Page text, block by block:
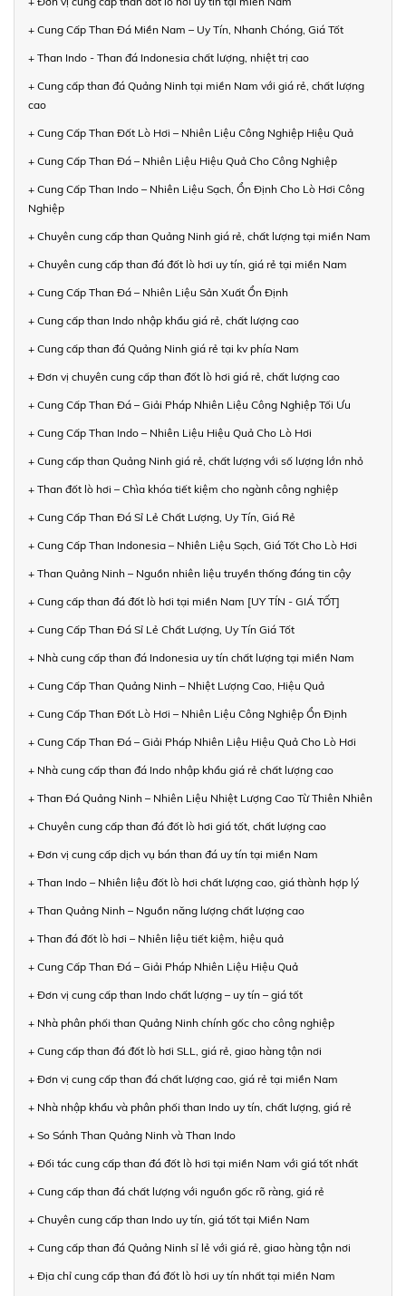
+ Cung Cấp Than Đá Miền Nam – Uy Tín, Nhanh Chóng, Giá Tốt
+ Than Indo - Than đá Indonesia chất lượng, nhiệt trị cao
+ Cung cấp than đá Quảng Ninh tại miền Nam với giá rẻ, chất lượng
cao
+ Cung Cấp Than Đốt Lò Hơi – Nhiên Liệu Công Nghiệp Hiệu Quả
+ Cung Cấp Than Đá – Nhiên Liệu Hiệu Quả Cho Công Nghiệp
+ Cung Cấp Than Indo – Nhiên Liệu Sạch, Ổn Định Cho Lò Hơi Công
Nghiệp
+ Chuyên cung cấp than Quảng Ninh giá rẻ, chất lượng tại miền Nam
+ Chuyên cung cấp than đá đốt lò hơi uy tín, giá rẻ tại miền Nam
+ Cung Cấp Than Đá – Nhiên Liệu Sản Xuất Ổn Định
+ Cung cấp than Indo nhập khẩu giá rẻ, chất lượng cao
+ Cung cấp than đá Quảng Ninh giá rẻ tại kv phía Nam
+ Đơn vị chuyên cung cấp than đốt lò hơi giá rẻ, chất lượng cao
+ Cung Cấp Than Đá – Giải Pháp Nhiên Liệu Công Nghiệp Tối Ưu
+ Cung Cấp Than Indo – Nhiên Liệu Hiệu Quả Cho Lò Hơi
+ Cung cấp than Quảng Ninh giá rẻ, chất lượng với số lượng lớn nhỏ
+ Than đốt lò hơi – Chìa khóa tiết kiệm cho ngành công nghiệp
+ Cung Cấp Than Đá Sỉ Lẻ Chất Lượng, Uy Tín, Giá Rẻ
+ Cung Cấp Than Indonesia – Nhiên Liệu Sạch, Giá Tốt Cho Lò Hơi
+ Than Quảng Ninh – Nguồn nhiên liệu truyền thống đáng tin cậy
+ Cung cấp than đá đốt lò hơi tại miền Nam [UY TÍN - GIÁ TỐT]
+ Cung Cấp Than Đá Sỉ Lẻ Chất Lượng, Uy Tín Giá Tốt
+ Nhà cung cấp than đá Indonesia uy tín chất lượng tại miền Nam
+ Cung Cấp Than Quảng Ninh – Nhiệt Lượng Cao, Hiệu Quả
+ Cung Cấp Than Đốt Lò Hơi – Nhiên Liệu Công Nghiệp Ổn Định
+ Cung Cấp Than Đá – Giải Pháp Nhiên Liệu Hiệu Quả Cho Lò Hơi
+ Nhà cung cấp than đá Indo nhập khẩu giá rẻ chất lượng cao
+ Than Đá Quảng Ninh – Nhiên Liệu Nhiệt Lượng Cao Từ Thiên Nhiên
+ Chuyên cung cấp than đá đốt lò hơi giá tốt, chất lượng cao
+ Đơn vị cung cấp dịch vụ bán than đá uy tín tại miền Nam
+ Than Indo – Nhiên liệu đốt lò hơi chất lượng cao, giá thành hợp lý
+ Than Quảng Ninh – Nguồn năng lượng chất lượng cao
+ Than đá đốt lò hơi – Nhiên liệu tiết kiệm, hiệu quả
+ Cung Cấp Than Đá – Giải Pháp Nhiên Liệu Hiệu Quả
+ Đơn vị cung cấp than Indo chất lượng – uy tín – giá tốt
+ Nhà phân phối than Quảng Ninh chính gốc cho công nghiệp
+ Cung cấp than đá đốt lò hơi SLL, giá rẻ, giao hàng tận nơi
+ Đơn vị cung cấp than đá chất lượng cao, giá rẻ tại miền Nam
+ Nhà nhập khẩu và phân phối than Indo uy tín, chất lượng, giá rẻ
+ So Sánh Than Quảng Ninh và Than Indo
+ Đối tác cung cấp than đá đốt lò hơi tại miền Nam với giá tốt nhất
+ Cung cấp than đá chất lượng với nguồn gốc rõ ràng, giá rẻ
+ Chuyên cung cấp than Indo uy tín, giá tốt tại Miền Nam
+ Cung cấp than đá Quảng Ninh sỉ lẻ với giá rẻ, giao hàng tận nơi
+ Địa chỉ cung cấp than đá đốt lò hơi uy tín nhất tại miền Nam